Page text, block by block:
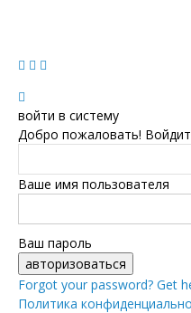
войти в систему
Добро пожаловать!
Ваше имя пользователя
Ваш пароль
Forgot your password? Get
Политика